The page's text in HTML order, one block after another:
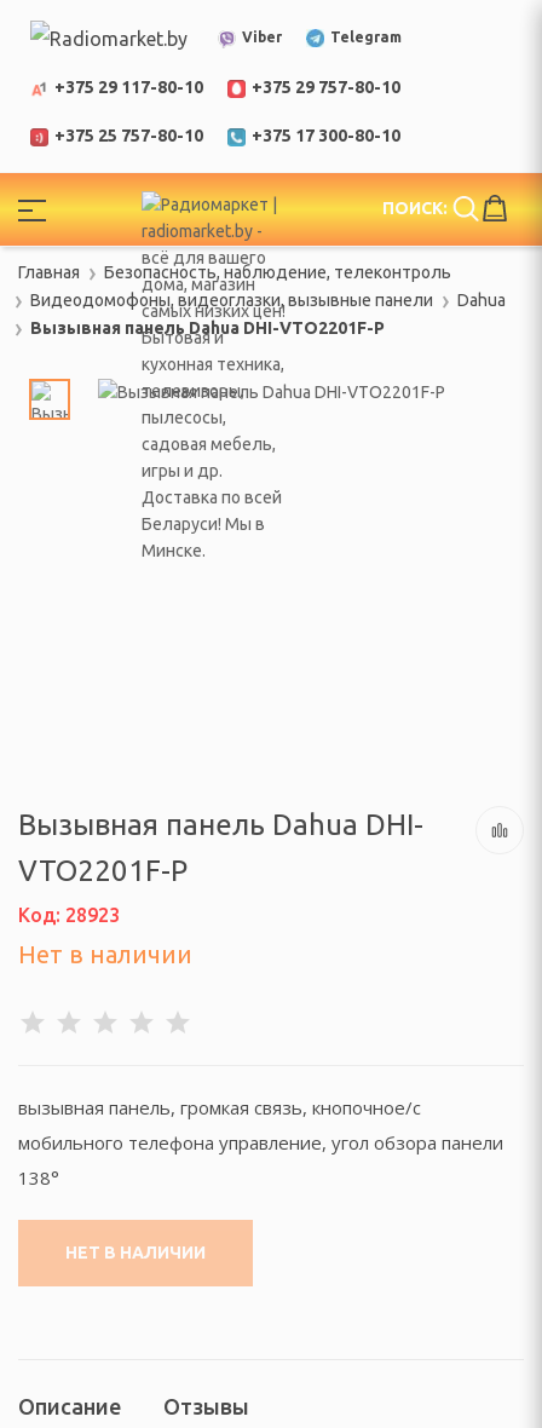
Viber Telegram
+375 29 117-80-10 +375 29 757-80-10
+375 25 757-80-10
+375 17 300-80-10
печи и
ПОИСК:
Главная
Безопасность, наблюдение, телеконтроль
Видеодомофоны, видеоглазки, вызывные панели
Dahua
Вызывная панель Dahua DHI-VTO2201F-P
Вызывная панель Dahua DHI-
VTO2201F-P
Код: 28923
Нет в наличии
вызывная панель, громкая связь, кнопочное/с
мобильного телефона управление, угол обзора панели
138°
НЕТ В НАЛИЧИИ
Описание Отзывы